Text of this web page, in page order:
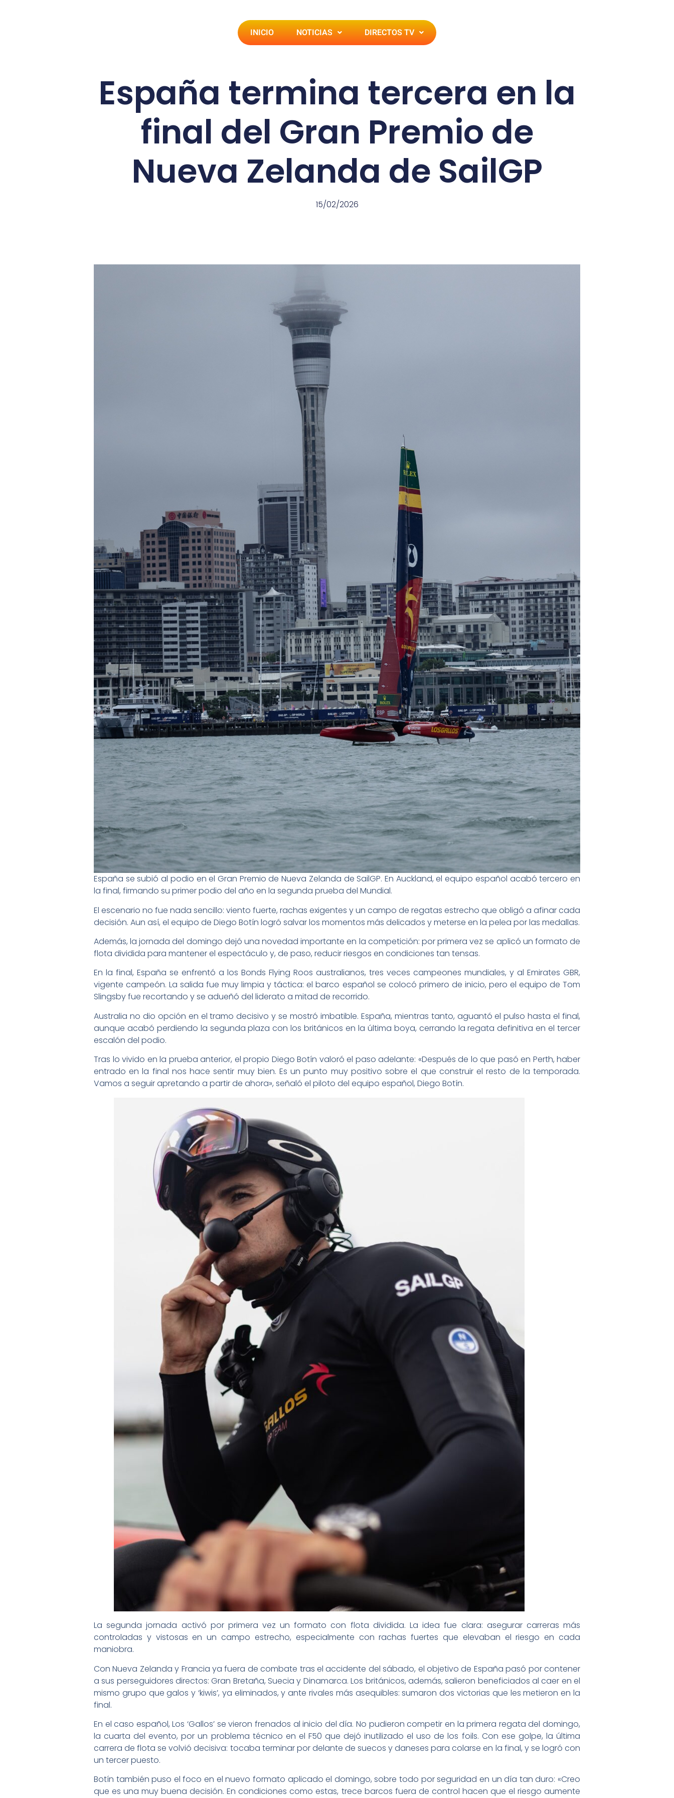
INICIO NOTICIAS DIRECTOS TV
España termina tercera en la
final del Gran Premio de
Nueva Zelanda de SailGP
15/02/2026
España se subió al podio en el Gran Premio de Nueva Zelanda de SailGP. En Auckland, el equipo español acabó tercero en
la final, firmando su primer podio del año en la segunda prueba del Mundial.
El escenario no fue nada sencillo: viento fuerte, rachas exigentes y un campo de regatas estrecho que obligó a afinar cada
decisión. Aun así, el equipo de Diego Botín logró salvar los momentos más delicados y meterse en la pelea por las medallas.
Además, la jornada del domingo dejó una novedad importante en la competición: por primera vez se aplicó un formato de
flota dividida para mantener el espectáculo y, de paso, reducir riesgos en condiciones tan tensas.
En la final, España se enfrentó a los Bonds Flying Roos australianos, tres veces campeones mundiales, y al Emirates GBR,
vigente campeón. La salida fue muy limpia y táctica: el barco español se colocó primero de inicio, pero el equipo de Tom
Slingsby fue recortando y se adueñó del liderato a mitad de recorrido.
Australia no dio opción en el tramo decisivo y se mostró imbatible. España, mientras tanto, aguantó el pulso hasta el final,
aunque acabó perdiendo la segunda plaza con los británicos en la última boya, cerrando la regata definitiva en el tercer
escalón del podio.
Tras lo vivido en la prueba anterior, el propio Diego Botín valoró el paso adelante: «Después de lo que pasó en Perth, haber
entrado en la final nos hace sentir muy bien. Es un punto muy positivo sobre el que construir el resto de la temporada.
Vamos a seguir apretando a partir de ahora», señaló el piloto del equipo español, Diego Botín.
La segunda jornada activó por primera vez un formato con flota dividida. La idea fue clara: asegurar carreras más
controladas y vistosas en un campo estrecho, especialmente con rachas fuertes que elevaban el riesgo en cada
maniobra.
Con Nueva Zelanda y Francia ya fuera de combate tras el accidente del sábado, el objetivo de España pasó por contener
a sus perseguidores directos: Gran Bretaña, Suecia y Dinamarca. Los británicos, además, salieron beneficiados al caer en el
mismo grupo que galos y ‘kiwis’, ya eliminados, y ante rivales más asequibles: sumaron dos victorias que les metieron en la
final.
En el caso español, Los ‘Gallos’ se vieron frenados al inicio del día. No pudieron competir en la primera regata del domingo,
la cuarta del evento, por un problema técnico en el F50 que dejó inutilizado el uso de los foils. Con ese golpe, la última
carrera de flota se volvió decisiva: tocaba terminar por delante de suecos y daneses para colarse en la final, y se logró con
un tercer puesto.
Botín también puso el foco en el nuevo formato aplicado el domingo, sobre todo por seguridad en un día tan duro: «Creo
que es una muy buena decisión. En condiciones como estas, trece barcos fuera de control hacen que el riesgo aumente